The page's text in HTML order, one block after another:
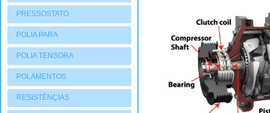
COMPRESSORES
PRESSOSTATO
POLIA PARA
COMPRESSORES
POLIA TENSORA
POLAMENTOS
RESISTÉNÇIAS